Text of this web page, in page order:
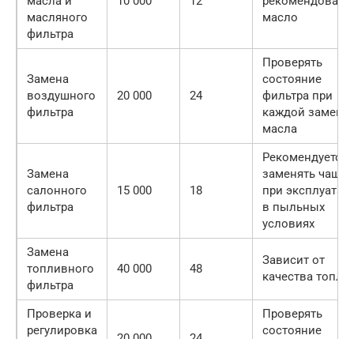
масляного
фильтра
масло
Замена
воздушного
фильтра
20 000 24
Проверять
состояние
фильтра при
каждой замене
масла
Замена
салонного
фильтра
15 000 18
Рекомендуется
заменять чаще
при
в пыльных
условиях
Замена
топливного
фильтра
40 000 48
Зависит от
качества
Проверка и
регулировка
Проверять
состояние